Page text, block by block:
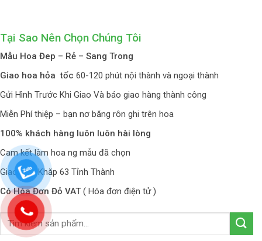
Tại Sao Nên Chọn Chúng Tôi
Mẫu Hoa Đep – Rẻ – Sang Trong
Giao hoa hỏa tốc 60-120 phút nội thành và ngoại thành
Gửi Hình Trước Khi Giao Và báo giao hàng thành công
Miễn Phí thiệp – bạn nơ băng rôn ghi trên hoa
100% khách hàng luôn luôn hài lòng
Cam kết làm hoa ng mẫu đã chọn
Giao Hoa Khăp 63 Tỉnh Thành
Có Hóa Đơn Đỏ VAT ( Hóa đơn điện tử )